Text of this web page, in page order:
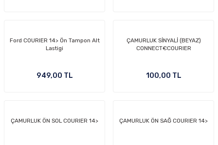
Ford COURIER 14> Ön Tampon Alt
Lastigi
949,00 TL
ÇAMURLUK SİNYALİ (BEYAZ)
CONNECT€COURIER
100,00 TL
ÇAMURLUK ÖN SOL COURIER 14> ÇAMURLUK ÖN SAĞ COURIER 14>